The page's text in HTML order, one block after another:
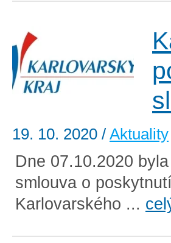
19. 10. 2020 / Aktuality
Dne 07.10.2020
smlouva o
Karlovarského ...